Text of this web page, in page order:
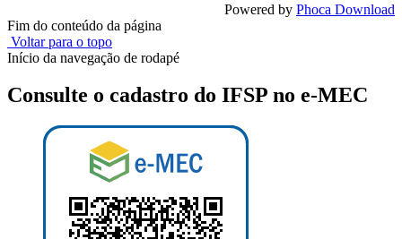
Powered by Phoca Download
Fim do conteúdo da página
Voltar para o topo
Início da navegação de rodapé
Consulte o cadastro do IFSP no e-MEC